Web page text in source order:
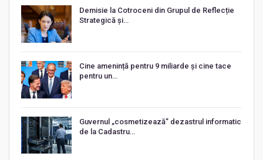
Demisie la Cotroceni din Grupul de Reflecție
Strategică și…
Cine amenință pentru 9 miliarde și cine tace
pentru un…
Guvernul „cosmetizează” dezastrul informatic
de la Cadastru…